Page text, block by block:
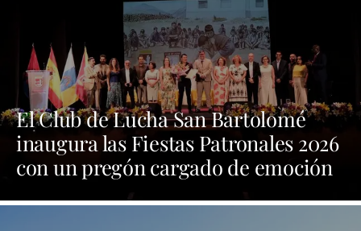
El Club de Lucha San Bartolomé
inaugura las Fiestas Patronales 2026
con un pregón cargado de emoción